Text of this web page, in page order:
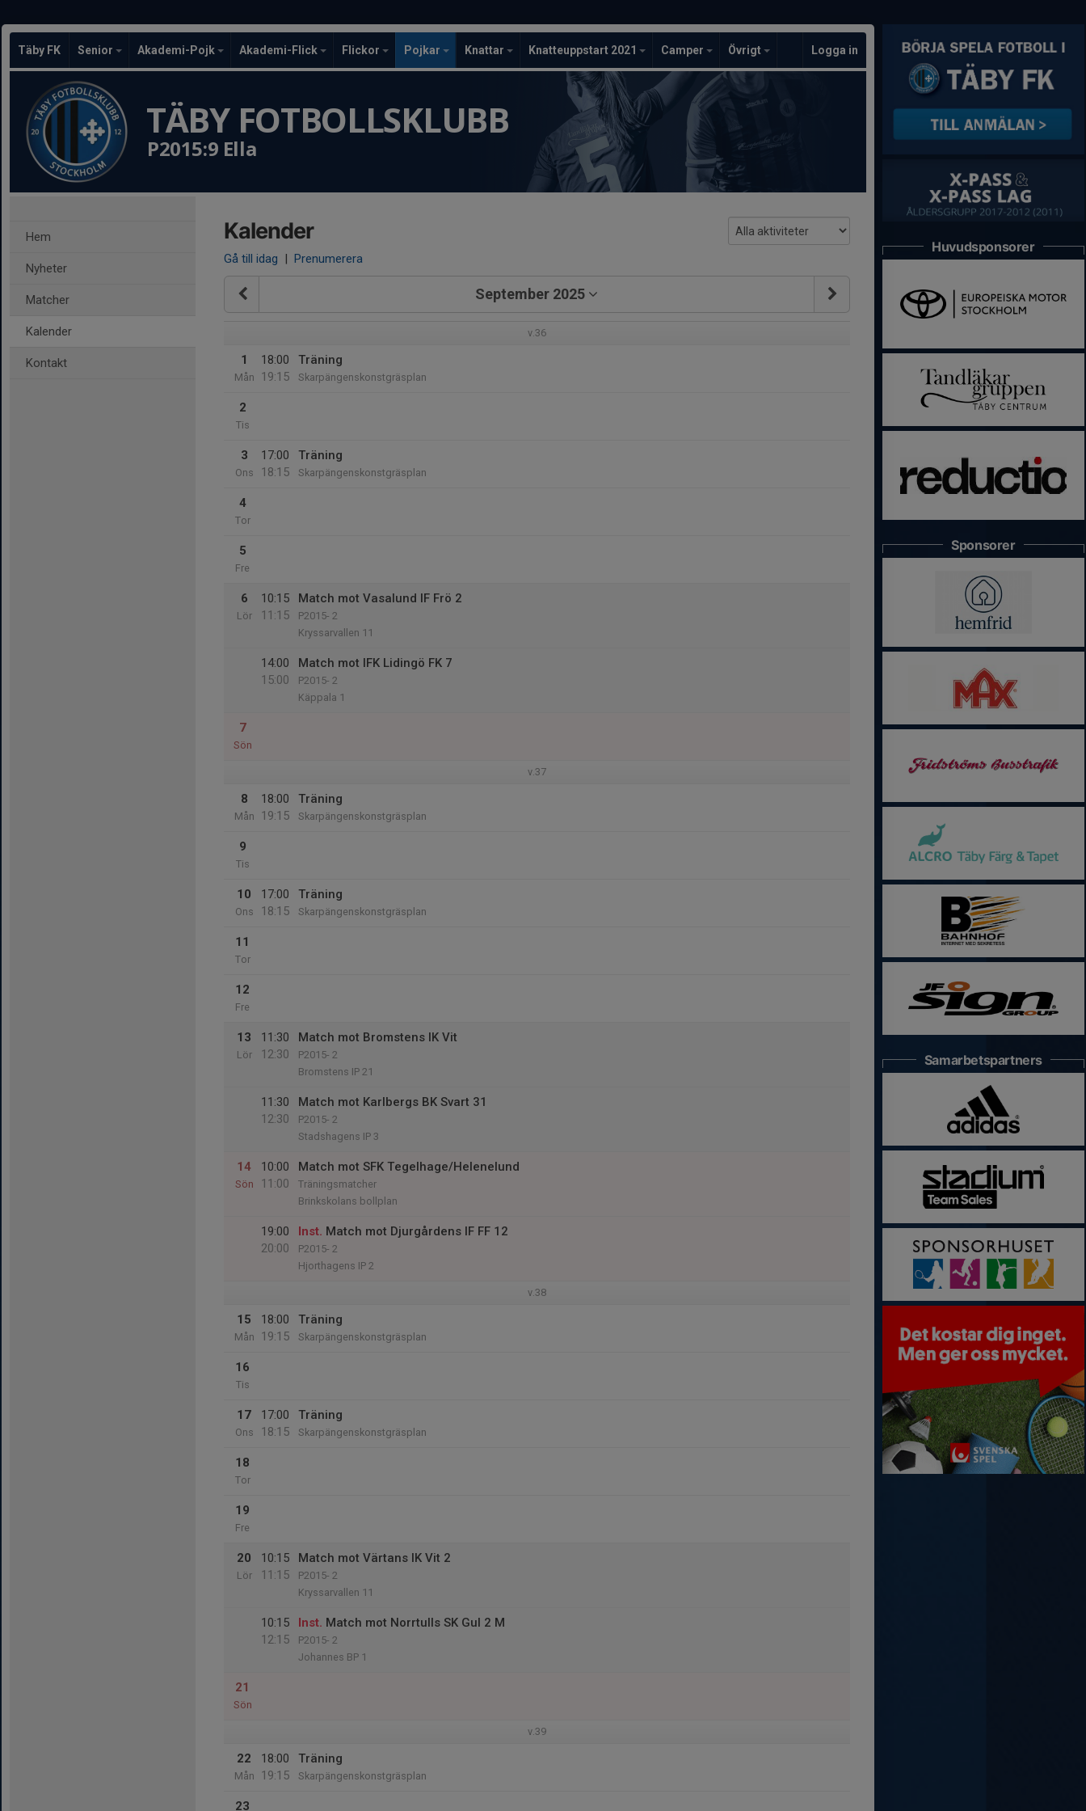
Täby FK Senior Akademi-Pojk Akademi-Flick Flickor Pojkar Knattar Knatteuppstart 2021 Camper Övrigt Logga in
TÄBY FOTBOLLSKLUBB
P2015:9 Ella
Hem
Nyheter
Matcher
Kalender
Kontakt
Kalender
Gå till idag | Prenumerera
September 2025
v.36
1
Mån
18:00
19:15
Träning
Skarpängenskonstgräsplan
2
Tis
3
Ons
17:00
18:15
Träning
Skarpängenskonstgräsplan
4
Tor
5
Fre
6
Lör
10:15
11:15
Match mot Vasalund IF Frö 2
P2015- 2
Kryssarvallen 11
14:00
15:00
Match mot IFK Lidingö FK 7
P2015- 2
Käppala 1
7
Sön
v.37
8
Mån
18:00
19:15
Träning
Skarpängenskonstgräsplan
9
Tis
10
Ons
17:00
18:15
Träning
Skarpängenskonstgräsplan
11
Tor
12
Fre
13
Lör
11:30
12:30
Match mot Bromstens IK Vit
P2015- 2
Bromstens IP 21
11:30
12:30
Match mot Karlbergs BK Svart 31
P2015- 2
Stadshagens IP 3
14
Sön
10:00
11:00
Match mot SFK Tegelhage/Helenelund
Träningsmatcher
Brinkskolans bollplan
19:00
20:00
Inst. Match mot Djurgårdens IF FF 12
P2015- 2
Hjorthagens IP 2
v.38
15
Mån
18:00
19:15
Träning
Skarpängenskonstgräsplan
16
Tis
17
Ons
17:00
18:15
Träning
Skarpängenskonstgräsplan
18
Tor
19
Fre
20
Lör
10:15
11:15
Match mot Värtans IK Vit 2
P2015- 2
Kryssarvallen 11
10:15
12:15
Inst. Match mot Norrtulls SK Gul 2 M
P2015- 2
Johannes BP 1
21
Sön
v.39
22
Mån
18:00
19:15
Träning
Skarpängenskonstgräsplan
23
Huvudsponsorer
Sponsorer
Samarbetspartners